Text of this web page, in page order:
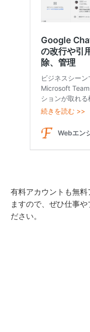
有料アカウントも無
ますので、ぜひ仕事
ださい。